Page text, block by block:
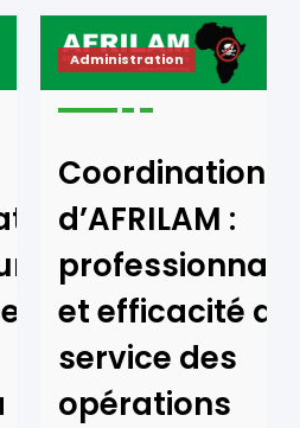
Administration
Coordination
d’AFRILAM :
et efficacité au
service des
opérations